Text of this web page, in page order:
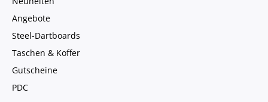
Angebote
Steel-Dartboards
Taschen & Koffer
Gutscheine
PDC